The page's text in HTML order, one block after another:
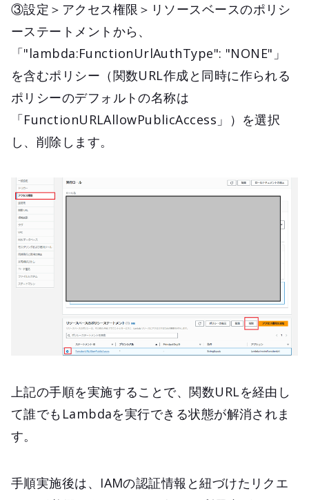
③設定＞アクセス権限＞リソースベースのポリシ
ーステートメントから、
「"lambda:FunctionUrlAuthType": "NONE"」
を含むポリシー（関数URL作成と同時に作られる
ポリシーのデフォルトの名称は
「FunctionURLAllowPublicAccess」）を選択
し、削除します。
上記の手順を実施することで、関数URLを経由し
て誰でもLambdaを実行できる状態が解消されま
す。
手順実施後は、IAMの認証情報と紐づけたリクエ